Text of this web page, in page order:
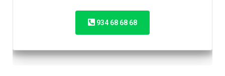
934 68 68 68